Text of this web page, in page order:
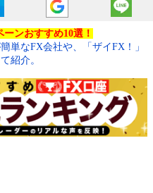
ンおすすめ10選！
単なFX会社や、「ザイFX！」
紹介。